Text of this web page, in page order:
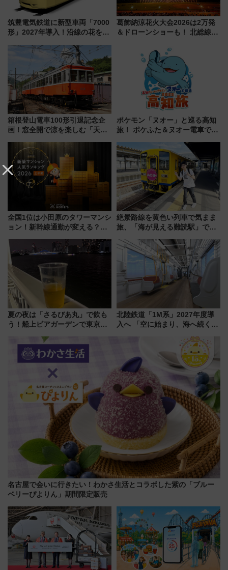
筑豊電気鉄道に新型車両「7000
形」2027年導入！沿線の花をイ
内は落ち着いたゆとりある空間
葛飾納涼花火大会2026は2万発
＆ドローンショーも！ 北総線を
車、観覧スポット情報と周辺観
光まとめ（7/28開催）
箱根登山電車100形引退記念企
画！窓全開で涼を楽しむ「天然
発売
ポケモン「ヌオー」と巡る高知
旅！ ポケふた＆ヌオー電車で楽
路の絶景と絶品グルメを満喫！
（7月18日スタート）
全国1位は小田原のタワーマンシ
ョン！新幹線通勤が変える？
【新築マンション人気ランキン
グ】
絶景路線を黄色い列車で気まま
旅、「海が見える難読駅」で幸
「新・鉄道ひとり旅」279回目
の舞台は「島原鉄道」
夏の夜は「さるびあ丸」で飲も
う！船上ビアガーデンで東京湾
杯……工場直送生ビールや島グ
ルメが美味い
北陸鉄道「1M系」2027年度導
入へ 「空に始まり、海へ続く」
名古屋で会いに行きたい！わかさ生活とコラボした紫の「ブルー
ベリーぴよりん」期間限定販売